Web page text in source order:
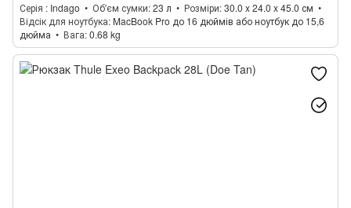
Серія Indago Об'єм сумки 23 л Розміри 30.0 x 24.0 x 45.0 см
Відсік для ноутбука MacBook Pro до 16 дюймів або ноутбук до 15,6
дюйма
Вага 0.68 kg